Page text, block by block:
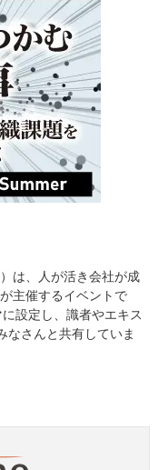
は、人が活き会社が成
主催するイベントで
設定し、識者やエキス
なさんと共有していま